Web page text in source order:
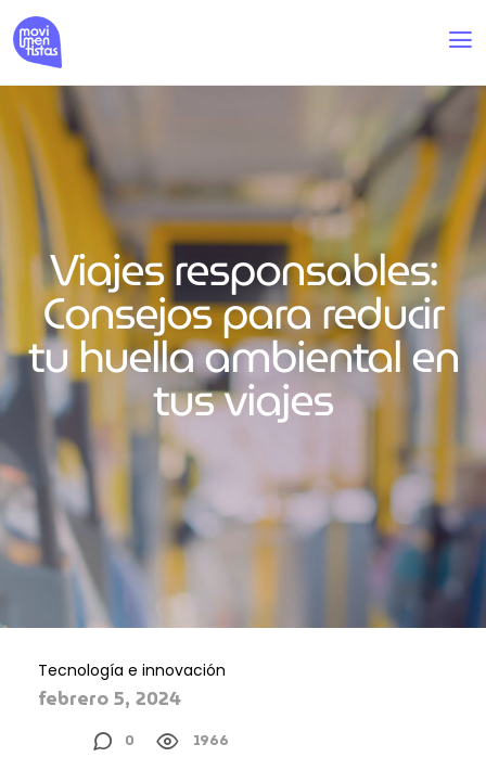
Viajes responsables:
Consejos para reducir
tu huella ambiental en
tus viajes
Tecnología e innovación
febrero 5, 2024
0 1966